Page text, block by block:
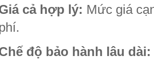
cả hợp lý: Mức giá
độ bảo hành lâu dài: